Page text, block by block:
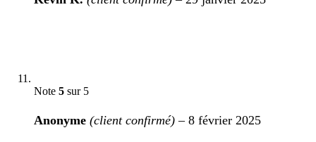
Note 5 sur 5
Anonyme (client confirmé) – 8 février 2025